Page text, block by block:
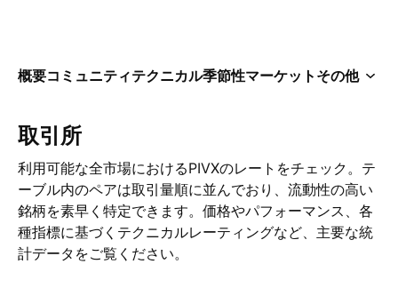
概要コミュニティテクニカル季節性マーケット その他
取引所
利用可能な全市場におけるPIVXのレートをチェック。テ
ーブル内のペアは取引量順に並んでおり、流動性の高い
銘柄を素早く特定できます。価格やパフォーマンス、各
種指標に基づくテクニカルレーティングなど、主要な統
計データをご覧ください。